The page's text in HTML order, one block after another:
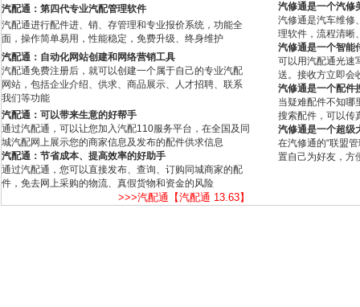
汽配通：第四代专业汽配管理软件
汽配通进行配件进、销、存管理和专业报价系统，功能全
面，操作简单易用，性能稳定，免费升级、终身维护
汽配通：自动化网站创建和网络营销工具
汽配通免费注册后，就可以创建一个属于自己的专业汽配
网站，包括企业介绍、供求、商品展示、人才招聘、联系
我们等功能
汽配通：可以带来生意的好帮手
通过汽配通，可以让您加入汽配110服务平台，在全国及同
城汽配网上展示您的商家信息及发布的配件供求信息
汽配通：节省成本、提高效率的好助手
通过汽配通，您可以直接发布、查询、订购同城商家的配
件，免去网上采购的物流、真假货物和资金的风险
>>>汽配通【汽配通 13.63】
汽修通是一个汽修
汽修通是汽车维修
理软件，流程清晰
汽修通是一个智能
可以用汽配通光速
送。接收方立即会
汽修通是一个配件
当疑难配件不知哪
搜索配件，可以传
汽修通是一个超级
在汽修通的“联盟
置自己为好友，方